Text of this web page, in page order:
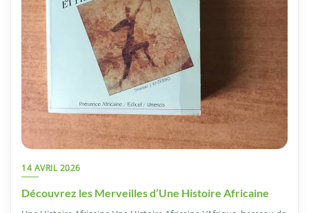
14 AVRIL 2026
Découvrez les Merveilles d’Une Histoire Africaine